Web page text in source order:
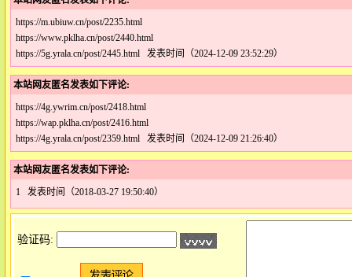
https://m.ubiuw.cn/post/2235.html
https://www.pklha.cn/post/2440.html
https://5g.yrala.cn/post/2445.html 发表时间（2024-12-09 23:52:29）
本站网友匿名发表如下评论:
https://4g.ywrim.cn/post/2418.html
https://wap.pklha.cn/post/2416.html
https://4g.yrala.cn/post/2359.html 发表时间（2024-12-09 21:26:40）
本站网友匿名发表如下评论:
1 发表时间（2018-03-27 19:50:40）
验证码: